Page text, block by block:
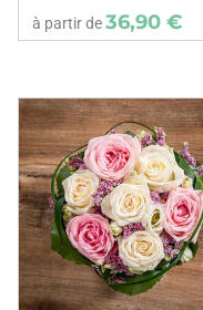
à partir de36,90 €